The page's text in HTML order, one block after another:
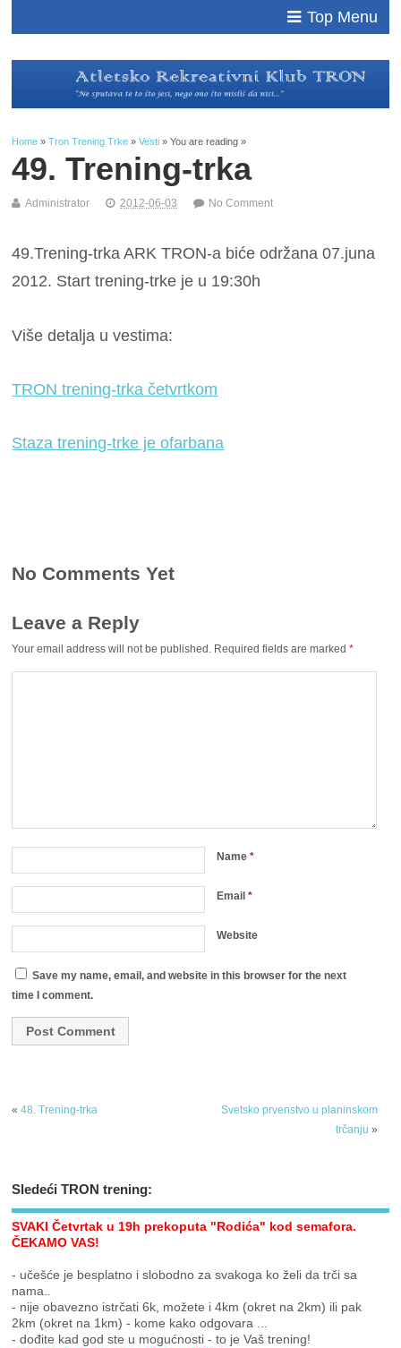
Top Menu
Home »Tron Trening Trke »Vesti » You are reading »
49. Trening-trka
Administrator 2012-06-03 No Comment
49.Trening-trka ARK TRON-a biće održana 07.juna
2012. Start trening-trke je u 19:30h
Više detalja u vestima:
TRON trening-trka četvrtkom
Staza trening-trke je ofarbana
No Comments Yet
Leave a Reply
Your email address will not be published. Required fields are marked*
Name*
Email*
Website
Save my name, email, and website in this browser for the next
time I comment.
«48. Trening-trka
Svetsko prvenstvo u planinskom
trčanju »
Sledeći TRON trening:
SVAKI Četvrtak u 19h prekoputa "Rodića" kod semafora.
ČEKAMO VAS!
- učešće je besplatno i slobodno za svakoga ko želi da trči sa
nama..
- nije obavezno istrčati 6k, možete i 4km (okret na 2km) ili pak
2km (okret na 1km) - kome kako odgovara ...
- dođite kad god ste u mogućnosti - to je Vaš trening!